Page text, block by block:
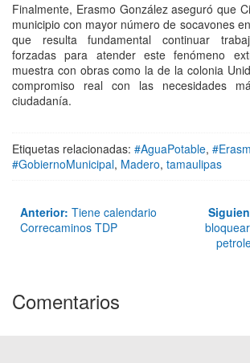
Finalmente, Erasmo González aseguró que
municipio con mayor número de socavones
que resulta fundamental continuar
forzadas para atender este fenómeno
muestra con obras como la de la colonia
compromiso real con las necesidades
ciudadanía.
Etiquetas relacionadas: #AguaPotable,
#GobiernoMunicipal, Madero, tamaulipas
Anterior: Tiene calendario
Correcaminos TDP
Comentarios